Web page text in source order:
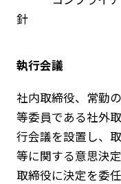
針
執行会議
社内取締役、常勤
等委員である社外
行会議を設置し、
等に関する意思決
取締役に決定を委